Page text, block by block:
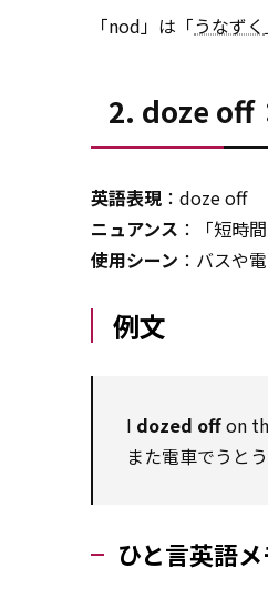
「nod」は「うなずく
2. doze off
英語表現 ：doze off
ニュアンス ：「短時
使用シーン ：バスや
例文
I dozed offon
また電車でうと
ひと言英語メ